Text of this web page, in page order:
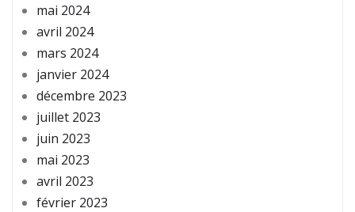
mai 2024
avril 2024
mars 2024
janvier 2024
décembre 2023
juillet 2023
juin 2023
mai 2023
avril 2023
février 2023